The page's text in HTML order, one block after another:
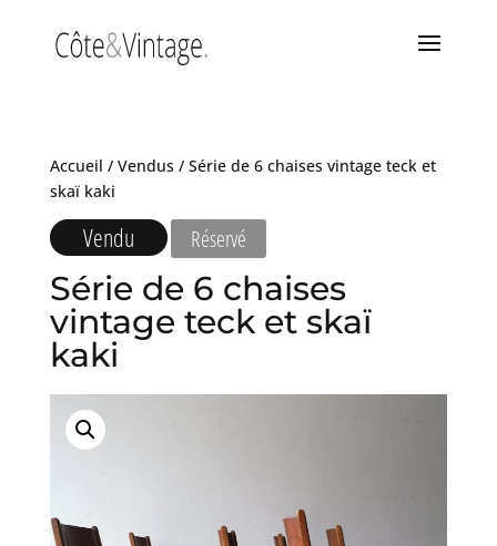
Accueil / Vendus/ Série de 6 chaises vintage teck et
skaï kaki
Vendu Réservé
Série de 6 chaises
vintage teck et skaï
kaki